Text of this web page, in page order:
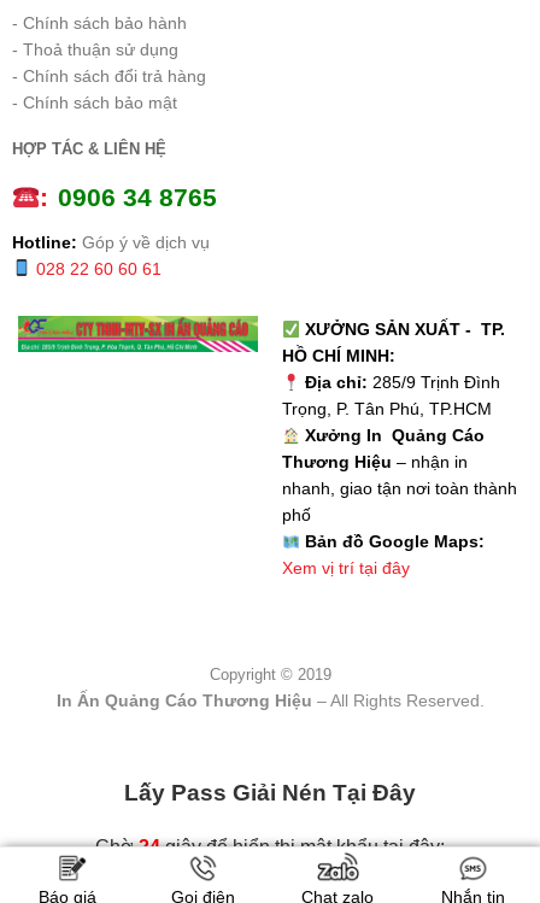
- Chính sách bảo hành
- Thoả thuận sử dụng
- Chính sách đổi trả hàng
- Chính sách bảo mật
HỢP TÁC & LIÊN HỆ
: 0906 34 8765
Hotline: Góp ý về dịch vụ
028 22 60 60 61
XƯỞNG SẢN XUẤT - TP.
HỒ CHÍ MINH:
Địa chỉ: 285/9 Trịnh Đình
Trọng, P. Tân Phú, TP.HCM
Xưởng In Quảng Cáo
Thương Hiệu – nhận in
nhanh, giao tận nơi toàn thành
phố
Bản đồ Google Maps:
Xem vị trí tại đây
Copyright © 2019
In Ấn Quảng Cáo Thương Hiệu – All Rights Reserved.
Lấy Pass Giải Nén Tại Đây
Chờ23giây để hiển thị mật khẩu tại đây:
Báo giá Gọi điện Chat zalo Nhắn tin